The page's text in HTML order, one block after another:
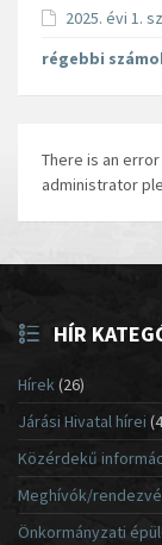
2025. évi 1.
régebbi
There is an
administrator
HÍR
Hírek(26)
Járási Hivatal hírei
Közérdekű
Meghívók/
Önkormányzati